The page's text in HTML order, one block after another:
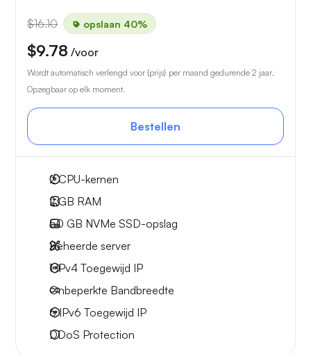
$16.10 opslaan 40%
$9.78 /voor
Wordt automatisch verlengd voor {prijs} per maand gedurende 2 jaar.
Opzegbaar op elk moment.
Bestellen
2CPU-kernen
2 GB RAM
50 GB NVMe SSD-opslag
Beheerde server
1 IPv4 Toegewijd IP
Onbeperkte Bandbreedte
6 IPv6 Toegewijd IP
DDoS Protection